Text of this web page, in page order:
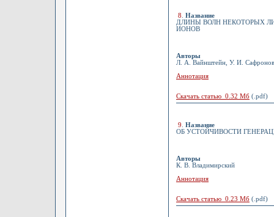
8
Название
ДЛИНЫ ВОЛН НЕКОТОРЫХ
ИОНОВ
Авторы
Л. А. Вайнштейн, У. И.
Аннотация
Скачать статью 0.32 Мб (.pdf)
9
Название
ОБ УСТОЙЧИВОСТИ
Авторы
К. В. Владимирский
Аннотация
Скачать статью 0.23 Мб (.pdf)